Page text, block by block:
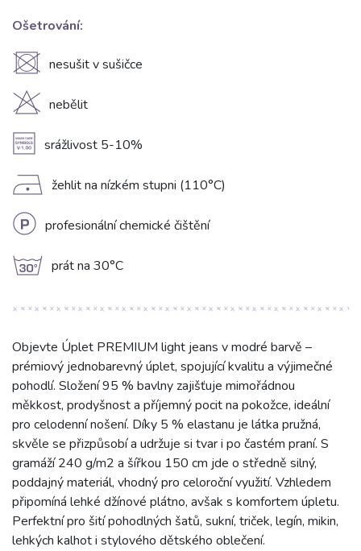
Ošetrování:
U nesušit v sušičce
H nebělit
A srážlivost 5-10%
D žehlit na nízkém stupni (110°C)
L profesionální chemické čištění
g prát na 30°C
Objevte Úplet PREMIUM light jeans v modré barvě –
prémiový jednobarevný úplet, spojující kvalitu a výjimečné
pohodlí. Složení 95 % bavlny zajišťuje mimořádnou
měkkost, prodyšnost a příjemný pocit na pokožce, ideální
pro celodenní nošení. Díky 5 % elastanu je látka pružná,
skvěle se přizpůsobí a udržuje si tvar i po častém praní. S
gramáží 240 g/m2 a šířkou 150 cm jde o středně silný,
poddajný materiál, vhodný pro celoroční využití. Vzhledem
připomíná lehké džínové plátno, avšak s komfortem úpletu.
Perfektní pro šití pohodlných šatů, sukní, triček, legín, mikin,
lehkých kalhot i stylového dětského oblečení.